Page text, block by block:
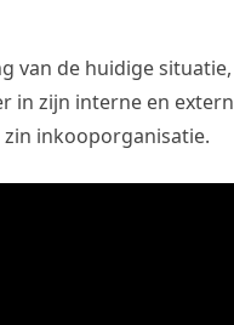
van de huidige
in zijn interne en
inkooporganisatie.